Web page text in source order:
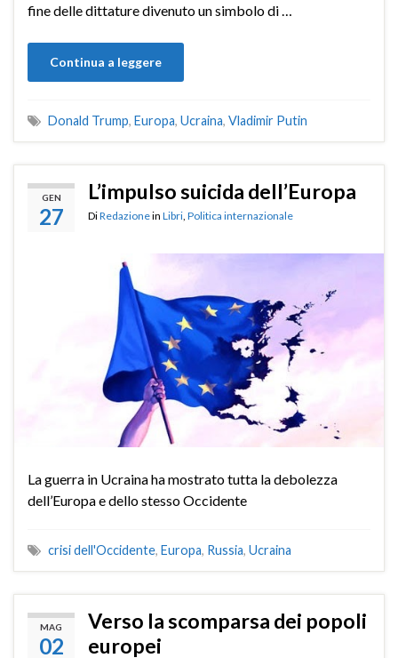
fine delle dittature divenuto un simbolo di …
Continua a leggere
Donald Trump, Europa, Ucraina, Vladimir Putin
GEN
27
L’impulso suicida dell’Europa
DiRedazionein Libri Politica internazionale
La guerra in Ucraina ha mostrato tutta la debolezza
dell’Europa e dello stesso Occidente
crisi dell'Occidente, Europa, Russia, Ucraina
MAG
02
Verso la scomparsa dei popoli
europei